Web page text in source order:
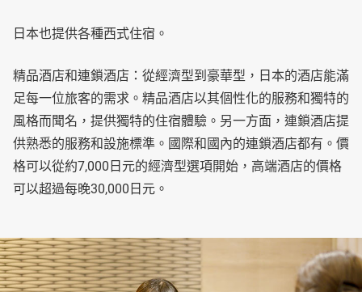
日本也提供各種西式住宿。
精品酒店和連鎖酒店：從經濟型到豪華型，日本的酒店能滿
足每一位旅客的需求。精品酒店以其個性化的服務和獨特的
風格而聞名，提供獨特的住宿體驗。另一方面，連鎖酒店提
供熟悉的服務和設施標準。國際和國內的連鎖酒店都有。價
格可以從約7,000日元的經濟型選項開始，高端酒店的價格
可以超過每晚30,000日元。